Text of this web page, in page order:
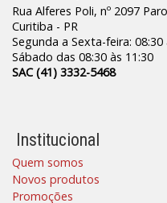
Rua Alferes Poli, nº 2097
Curitiba - PR
Segunda a Sexta-feira: 08:30
Sábado das 08:30 às 11:30
SAC (41) 3332-5468
Institucional
Quem somos
Novos produtos
Promoções